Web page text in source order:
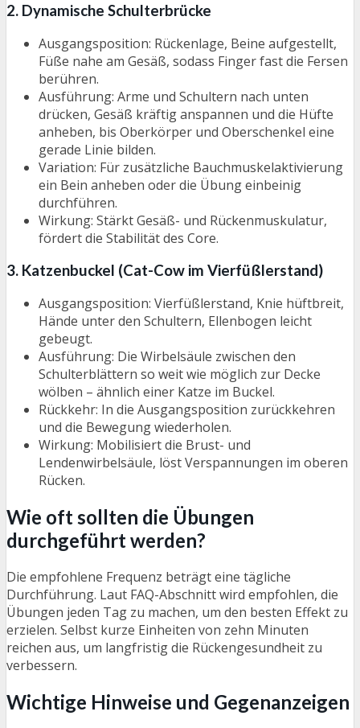
2. Dynamische Schulterbrücke
Ausgangsposition: Rückenlage, Beine aufgestellt,
Füße nahe am Gesäß, sodass Finger fast die Fersen
berühren.
Ausführung: Arme und Schultern nach unten
drücken, Gesäß kräftig anspannen und die Hüfte
anheben, bis Oberkörper und Oberschenkel eine
gerade Linie bilden.
Variation: Für zusätzliche Bauchmuskelaktivierung
ein Bein anheben oder die Übung einbeinig
durchführen.
Wirkung: Stärkt Gesäß- und Rückenmuskulatur,
fördert die Stabilität des Core.
3. Katzenbuckel (Cat-Cow im Vierfüßlerstand)
Ausgangsposition: Vierfüßlerstand, Knie hüftbreit,
Hände unter den Schultern, Ellenbogen leicht
gebeugt.
Ausführung: Die Wirbelsäule zwischen den
Schulterblättern so weit wie möglich zur Decke
wölben – ähnlich einer Katze im Buckel.
Rückkehr: In die Ausgangsposition zurückkehren
und die Bewegung wiederholen.
Wirkung: Mobilisiert die Brust- und
Lendenwirbelsäule, löst Verspannungen im oberen
Rücken.
Wie oft sollten die Übungen
durchgeführt werden?
Die empfohlene Frequenz beträgt eine tägliche
Durchführung. Laut FAQ-Abschnitt wird empfohlen, die
Übungen jeden Tag zu machen, um den besten Effekt zu
erzielen. Selbst kurze Einheiten von zehn Minuten
reichen aus, um langfristig die Rückengesundheit zu
verbessern.
Wichtige Hinweise und Gegenanzeigen